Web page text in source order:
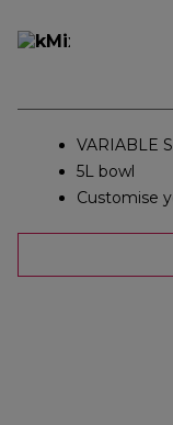
VARIABLE
5L bowl
Customise